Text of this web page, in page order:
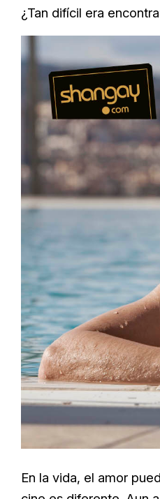
¿Tan difícil era
En la vida, el amor